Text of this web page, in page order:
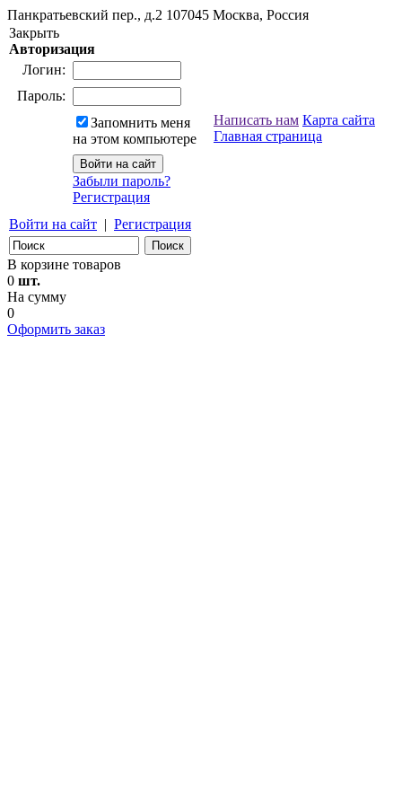
Панкратьевский пер., д.2 107045 Москва, Россия
Закрыть
Авторизация
Логин:
Пароль:
Запомнить меня
на этом компьютере
Забыли пароль?
Регистрация
Войти на сайт | Регистрация
Написать нам Карта сайта
Главная страница
В корзине товаров
0 шт.
На сумму
0
Оформить заказ